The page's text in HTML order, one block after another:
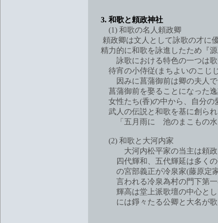
3. 和歌と頼政神社
(1) 和歌の名人頼政卿
頼政卿は文人として詠歌の才に
精力的に和歌を詠進したため『
詠歌における特色の一つは歌会
待宵の小侍従(まちよいのこじじ
因みに菖蒲御前は卿の夫人で卿
菖蒲御前を娶ることになった逸
女性たち(香)の中から、自分の
武人の伝説と和歌を基に創られ
「五月雨に 池のまこもの水ま
(2) 和歌と大河内家
大河内松平家の当主は頼政卿
四代輝和、五代輝延は多くの歌
の宮部義正が冷泉家(藤原定家
言われる冷泉為村の門下第一の
輝高は堂上派歌壇の中心として
には錚々たる公卿と大名が歌